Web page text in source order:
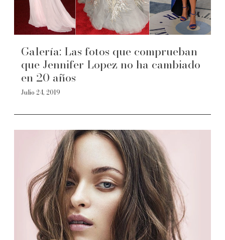
Galería: Las fotos que comprueban
que Jennifer Lopez no ha cambiado
en 20 años
Julio 24, 2019